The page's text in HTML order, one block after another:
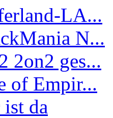
LA...
N...
2on2 ges...
of Empir...
da